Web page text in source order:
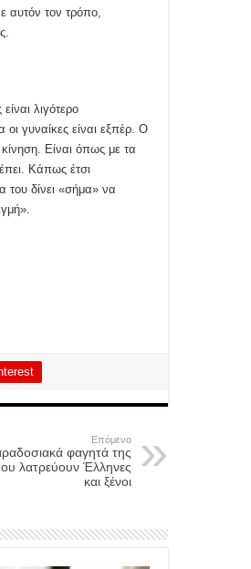
αυτόν τον τρόπο,
λιγότερο
γυναίκες είναι εξπέρ. Ο
Είναι όπως με τα
Κάπως έτσι
του δίνει «σήμα» να
Επόμενο
φαγητά της
λατρεύουν Έλληνες
και ξένοι